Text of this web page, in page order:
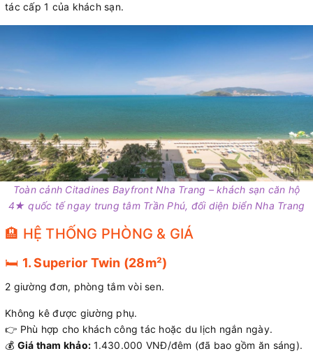
tác cấp 1 của khách sạn.
Toàn cảnh Citadines Bayfront Nha Trang – khách sạn căn hộ
4★ quốc tế ngay trung tâm Trần Phú, đối diện biển Nha Trang
🏨 HỆ THỐNG PHÒNG & GIÁ
🛏️ 1. Superior Twin (28m²)
2 giường đơn, phòng tắm vòi sen.
Không kê được giường phụ.
👉 Phù hợp cho khách công tác hoặc du lịch ngắn ngày.
💰 Giá tham khảo: 1.430.000 VNĐ/đêm (đã bao gồm ăn sáng).